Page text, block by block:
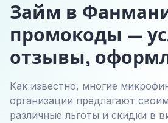
Займ в
промокоды —
отзывы,
Как известно, многие
организации предлагают
различные льготы и скидки в